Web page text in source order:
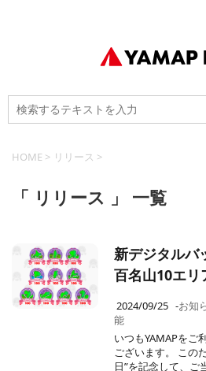
HOME > リリース >
「 リリース 」 一覧
新デジタルバ
百名山10エリ
2024/09/25 -お知
能
いつもYAMAPをご
ございます。 この
日”を記念して、ご